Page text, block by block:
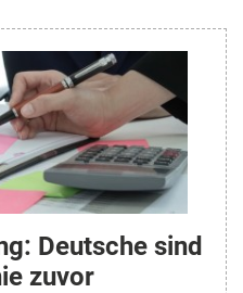
Deutsche sind
zuvor